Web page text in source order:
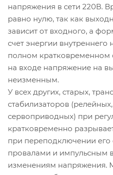
напряжения в сети 220В.
равно нулю, так как
зависит от входного, а
счет энергии
полном
на входе напряжение на
неизменным.
У всех других, старых,
стабилизаторов
сервоприводных) при
кратковременно
при переподключении его
провалами и импульсным
изменениям напряжения.